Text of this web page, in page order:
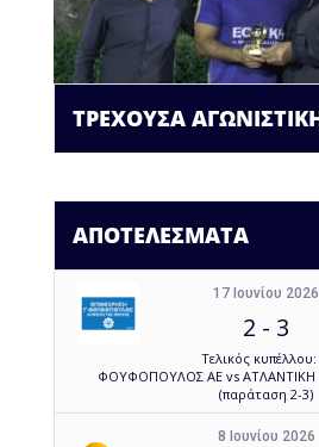
ΤΡΕΧΟΥΣΑ
ΑΠΟΤΕΛΕΣΜΑΤΑ
17 Ιουνίου 2026
2 - 3
Τελικός κυπέλλου:
ΦΟΥΦΟΠΟΥΛΟΣ ΑΕ vs ΑΤΛΑΝΤΙΚΗ
(παράταση 2-3)
8 Ιουνίου 2026